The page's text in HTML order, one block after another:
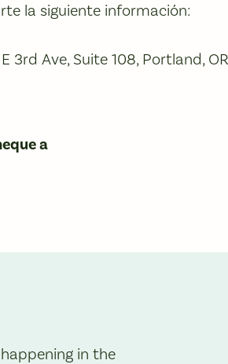
la siguiente información:
3rd Ave, Suite 108, Portland,
a
in the